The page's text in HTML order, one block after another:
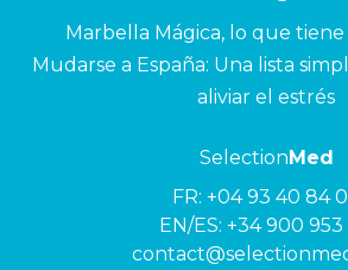
Marbella Mágica, lo que
Mudarse a España: Una lista
aliviar el estrés
Selection Med
FR: +04 93 40 84
EN/ES: +34 900 953